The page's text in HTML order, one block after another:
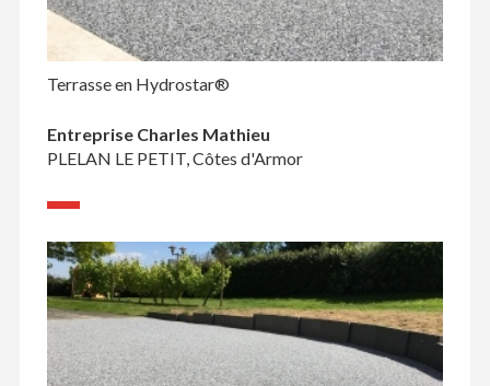
Terrasse en Hydrostar®
Entreprise Charles Mathieu
PLELAN LE PETIT, Côtes d'Armor